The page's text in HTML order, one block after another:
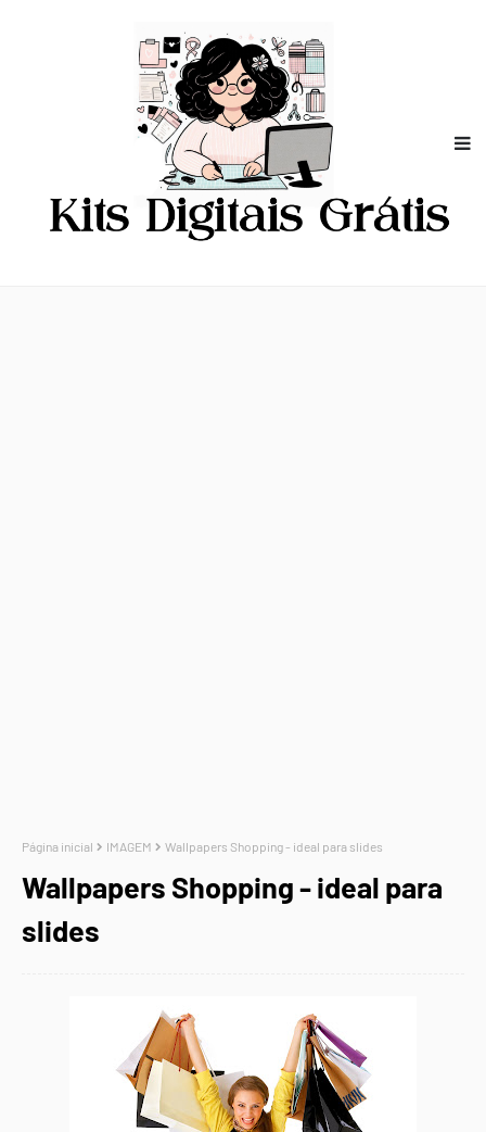
Página inicial IMAGEM Wallpapers Shopping - ideal para slides
Wallpapers Shopping - ideal para
slides